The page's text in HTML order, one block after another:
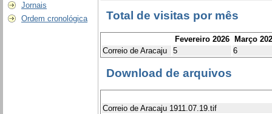
Jornais
Ordem cronológica
Total de visitas por mês
Fevereiro 2026 Março
Correio de Aracaju
5 6
Download de arquivos
Correio de Aracaju 1911.07.19.tif